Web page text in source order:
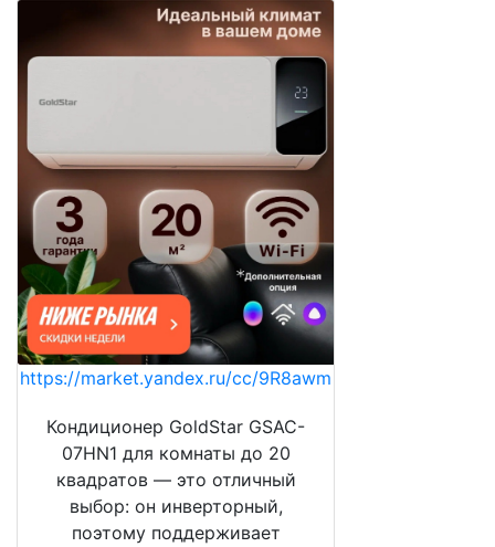
https://market.yandex.ru/cc/9R8awm
Кондиционер GoldStar GSAC-
07HN1 для комнаты до 20
квадратов — это отличный
выбор: он инверторный,
поэтому поддерживает